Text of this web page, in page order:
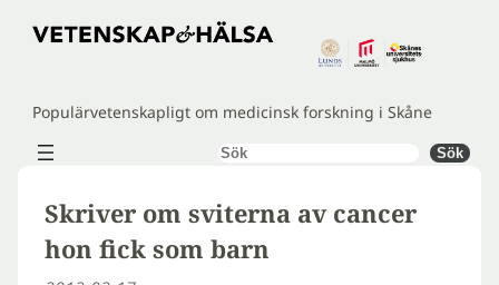
Hoppa
Populärvetenskapligt om medicinsk forskning i Skåne
Sök Sök
Skriver om sviterna av cancer
hon fick som barn